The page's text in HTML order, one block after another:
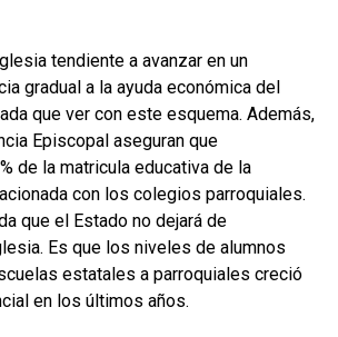
tendiente a avanzar en un
gradual a la ayuda económica del
que ver con este esquema. Además,
Episcopal aseguran que
de la matricula educativa de la
con los colegios parroquiales.
que el Estado no dejará de
Es que los niveles de alumnos
estatales a parroquiales creció
en los últimos años.